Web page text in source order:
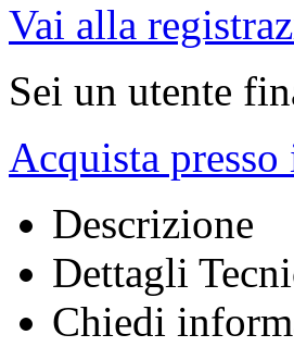
Vai alla
Sei un utente
Acquista
Descrizione
Dettagli
Chiedi